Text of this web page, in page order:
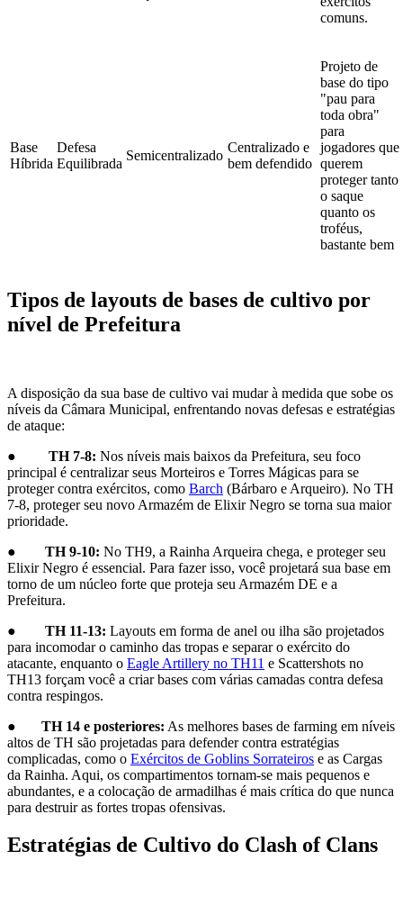
comuns.
Base
Híbrida
Defesa
Equilibrada
Semicentralizado
Centralizado e
bem defendido
Projeto de
base do tipo
"pau para
toda obra"
para
jogadores que
querem
proteger tanto
o saque
quanto os
troféus,
bastante bem
Tipos de layouts de bases de cultivo por
nível de Prefeitura
A disposição da sua base de cultivo vai mudar à medida que sobe os
níveis da Câmara Municipal, enfrentando novas defesas e estratégias
de ataque:
● TH 7-8: Nos níveis mais baixos da Prefeitura, seu foco
principal é centralizar seus Morteiros e Torres Mágicas para se
proteger contra exércitos, como Barch (Bárbaro e Arqueiro). No TH
7-8, proteger seu novo Armazém de Elixir Negro se torna sua maior
prioridade.
● TH 9-10: No TH9, a Rainha Arqueira chega, e proteger seu
Elixir Negro é essencial. Para fazer isso, você projetará sua base em
torno de um núcleo forte que proteja seu Armazém DE e a
Prefeitura.
● TH 11-13: Layouts em forma de anel ou ilha são projetados
para incomodar o caminho das tropas e separar o exército do
atacante, enquanto o Eagle Artillery no TH11 e Scattershots no
TH13 forçam você a criar bases com várias camadas contra defesa
contra respingos.
● TH 14 e posteriores: As melhores bases de farming em níveis
altos de TH são projetadas para defender contra estratégias
complicadas, como o Exércitos de Goblins Sorrateiros e as Cargas
da Rainha. Aqui, os compartimentos tornam-se mais pequenos e
abundantes, e a colocação de armadilhas é mais crítica do que nunca
para destruir as fortes tropas ofensivas.
Estratégias de Cultivo do Clash of Clans